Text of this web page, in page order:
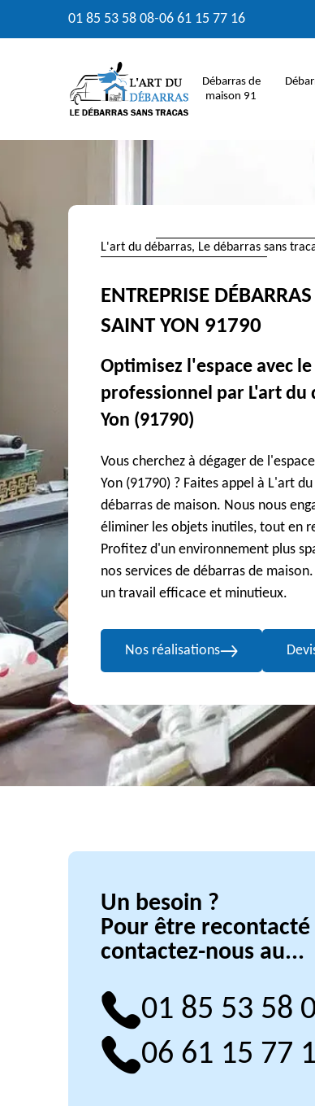
01 85 53 58 08-06 61 15 77 16
Débarras de
maison 91
L'art du débarras, Le débarras sans
ENTREPRISE
SAINT YON 91790
Optimisez l'espace avec
professionnel par L'art du
Yon (91790)
Vous cherchez à dégager de
Yon (91790) ? Faites appel à L'art
débarras de maison. Nous nous
éliminer les objets inutiles, tout en
Profitez d'un environnement plus
nos services de débarras de
un travail efficace et minutieux.
Nos réalisations
Un besoin ?
Pour être
contactez-nous au...
01 85 53 58
06 61 15 77